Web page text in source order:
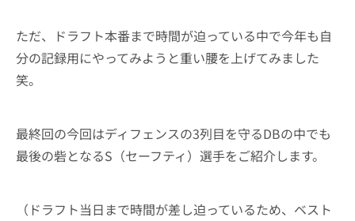
ただ、ドラフト本番まで時間が迫っている中で今年も自
分の記録用にやってみようと重い腰を上げてみました
笑。
最終回の今回はディフェンスの3列目を守るDBの中でも
最後の砦となるS（セーフティ）選手をご紹介します。
（ドラフト当日まで時間が差し迫っているため、ベスト